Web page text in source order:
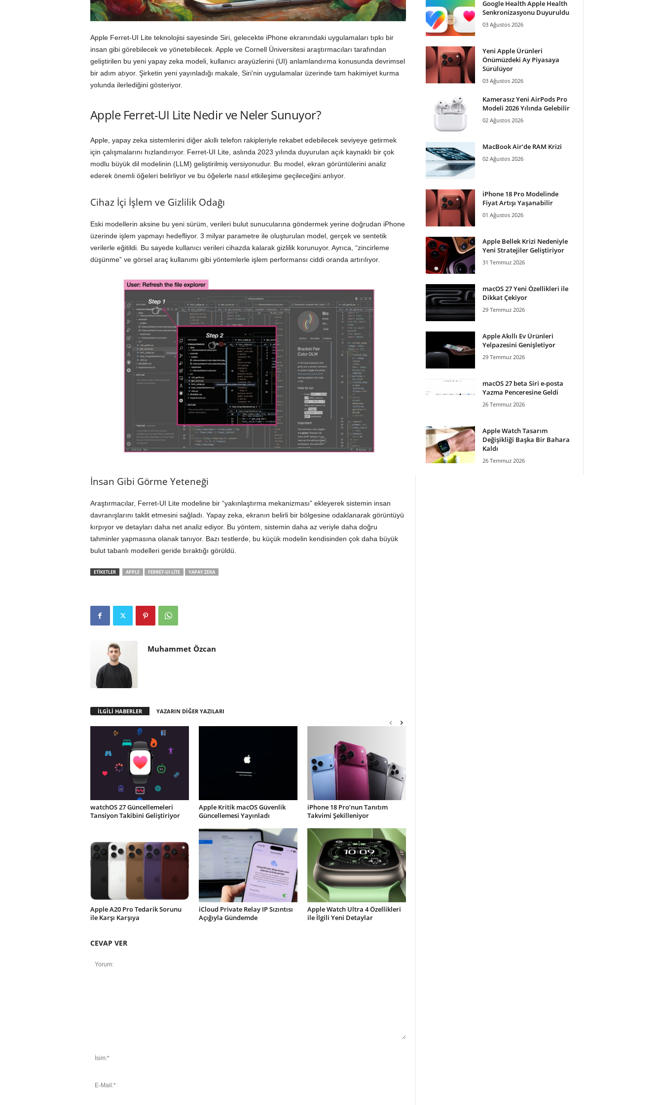
Apple Ferret-UI Lite teknolojisi sayesinde Siri, gelecekte iPhone ekranındaki uygulamaları tıpkı bir
insan gibi görebilecek ve yönetebilecek. Apple ve Cornell Üniversitesi araştırmacıları tarafından
geliştirilen bu yeni yapay zeka modeli, kullanıcı arayüzlerini (UI) anlamlandırma konusunda devrimsel
bir adım atıyor. Şirketin yeni yayınladığı makale, Siri’nin uygulamalar üzerinde tam hakimiyet kurma
yolunda ilerlediğini gösteriyor.
Apple Ferret-UI Lite Nedir ve Neler Sunuyor?
Apple, yapay zeka sistemlerini diğer akıllı telefon rakipleriyle rekabet edebilecek seviyeye getirmek
için çalışmalarını hızlandırıyor. Ferret-UI Lite, aslında 2023 yılında duyurulan açık kaynaklı bir çok
modlu büyük dil modelinin (LLM) geliştirilmiş versiyonudur. Bu model, ekran görüntülerini analiz
ederek önemli öğeleri belirliyor ve bu öğelerle nasıl etkileşime geçileceğini anlıyor.
Cihaz İçi İşlem ve Gizlilik Odağı
Eski modellerin aksine bu yeni sürüm, verileri bulut sunucularına göndermek yerine doğrudan iPhone
üzerinde işlem yapmayı hedefliyor. 3 milyar parametre ile oluşturulan model, gerçek ve sentetik
verilerle eğitildi. Bu sayede kullanıcı verileri cihazda kalarak gizlilik korunuyor. Ayrıca, “zincirleme
düşünme” ve görsel araç kullanımı gibi yöntemlerle işlem performansı ciddi oranda artırılıyor.
İnsan Gibi Görme Yeteneği
Araştırmacılar, Ferret-UI Lite modeline bir “yakınlaştırma mekanizması” ekleyerek sistemin insan
davranışlarını taklit etmesini sağladı. Yapay zeka, ekranın belirli bir bölgesine odaklanarak görüntüyü
kırpıyor ve detayları daha net analiz ediyor. Bu yöntem, sistemin daha az veriyle daha doğru
tahminler yapmasına olanak tanıyor. Bazı testlerde, bu küçük modelin kendisinden çok daha büyük
bulut tabanlı modelleri geride bıraktığı görüldü.
ETİKETLER APPLE FERRET-UI LITE YAPAY ZEKA
Muhammet Özcan
İLGİLİ HABERLER YAZARIN DİĞER YAZILARI
watchOS 27 Güncellemeleri
Tansiyon Takibini Geliştiriyor
Apple Kritik macOS Güvenlik
Güncellemesi Yayınladı
iPhone 18 Pro’nun Tanıtım
Takvimi Şekilleniyor
Apple A20 Pro Tedarik Sorunu
ile Karşı Karşıya
iCloud Private Relay IP Sızıntısı
Açığıyla Gündemde
Apple Watch Ultra 4 Özellikleri
ile İlgili Yeni Detaylar
CEVAP VER
Google Health Apple Health
Senkronizasyonu Duyuruldu
03 Ağustos 2026
Yeni Apple Ürünleri
Önümüzdeki Ay Piyasaya
Sürülüyor
03 Ağustos 2026
Kamerasız Yeni AirPods Pro
Modeli 2026 Yılında Gelebilir
02 Ağustos 2026
MacBook Air’de RAM Krizi
02 Ağustos 2026
iPhone 18 Pro Modelinde
Fiyat Artışı Yaşanabilir
01 Ağustos 2026
Apple Bellek Krizi Nedeniyle
Yeni Stratejiler Geliştiriyor
31 Temmuz 2026
macOS 27 Yeni Özellikleri ile
Dikkat Çekiyor
29 Temmuz 2026
Apple Akıllı Ev Ürünleri
Yelpazesini Genişletiyor
29 Temmuz 2026
macOS 27 beta Siri e-posta
Yazma Penceresine Geldi
26 Temmuz 2026
Apple Watch Tasarım
Değişikliği Başka Bir Bahara
Kaldı
26 Temmuz 2026